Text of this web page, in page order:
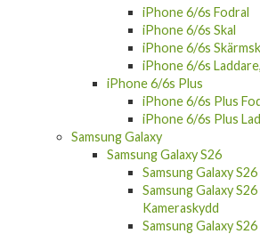
iPhone 6/6s Fodral
iPhone 6/6s Skal
iPhone 6/6s
iPhone 6/6s
iPhone 6/6s Plus
iPhone 6/6s Plus
iPhone 6/6s Plus
Samsung Galaxy
Samsung Galaxy S26
Samsung Galaxy S26
Samsung Galaxy
Kameraskydd
Samsung Galaxy